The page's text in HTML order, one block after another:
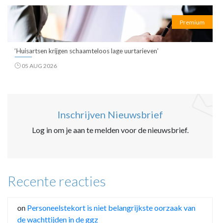
Premium
‘Huisartsen krijgen schaamteloos lage uurtarieven’
05 AUG 2026
Inschrijven Nieuwsbrief
Log in om je aan te melden voor de nieuwsbrief.
Recente reacties
on Personeelstekort is niet belangrijkste oorzaak van
de wachttijden in de ggz